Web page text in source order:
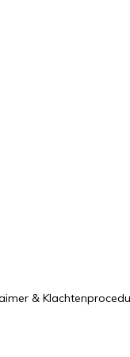
Een
een
profielen.
Wanneer
moet
goede
&